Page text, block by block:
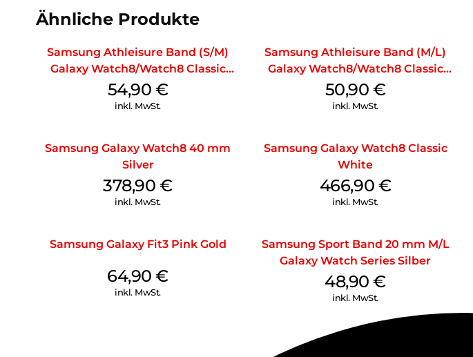
Ähnliche Produkte
Samsung Athleisure Band (S/M)
Galaxy Watch8/Watch8 Classic
Graphite
54,90 €
inkl. MwSt.
Samsung Athleisure Band (M/L)
Galaxy Watch8/Watch8 Classic
Green
50,90 €
inkl. MwSt.
Samsung Galaxy Watch8 40 mm
Silver
378,90€
inkl. MwSt.
Samsung Galaxy Watch8 Classic
White
466,90 €
inkl. MwSt.
Samsung Galaxy Fit3 Pink Gold
64,90€
inkl. MwSt.
Samsung Sport Band 20 mm M/L
Galaxy Watch Series Silber
48,90€
inkl. MwSt.